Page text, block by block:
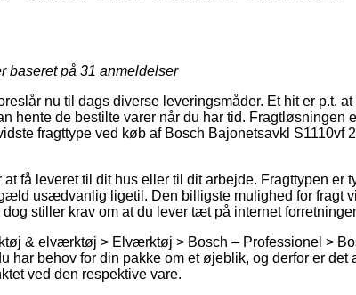
baseret på 31 anmeldelser
nu til dags diverse leveringsmåder. Et hit er p.t.
hente de bestilte varer når du har tid. Fragtløsningen
fragttype ved køb af Bosch Bajonetsavkl S1110vf
få leveret til dit hus eller til dit arbejde. Fragttypen er
usædvanlig ligetil. Den billigste mulighed for fragt
stiller krav om at du lever tæt på internet
& elværktøj > Elværktøj > Bosch – Professionel >
har behov for din pakke om et øjeblik, og derfor er det
ved den respektive vare.